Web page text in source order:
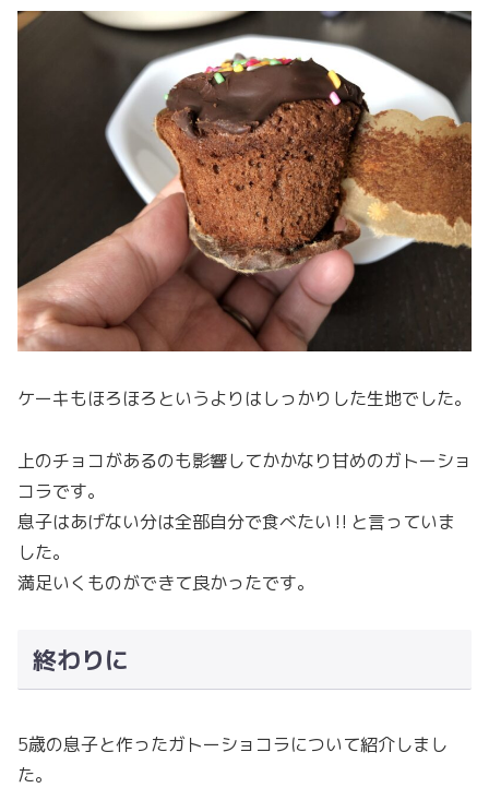
ケーキもほろほろというよりはしっかりした生地でした。
上のチョコがあるのも影響してかかなり甘めのガトーショ
コラです。
息子はあげない分は全部自分で食べたい‼︎と言っていま
した。
満足いくものができて良かったです。
終わりに
5歳の息子と作ったガトーショコラについて紹介しまし
た。